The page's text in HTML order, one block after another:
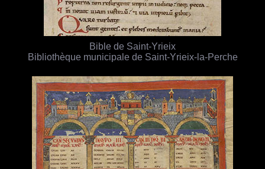
Bible de Saint-Yrieix
Bibliothèque municipale de Saint-Yrieix-la-Perche